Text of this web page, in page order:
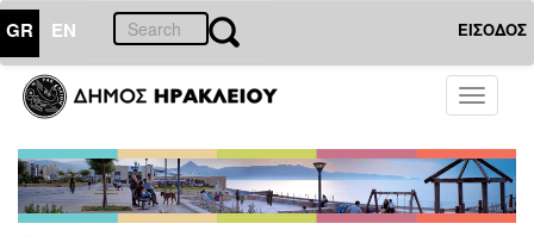
GR EN ΕΙΣΟΔΟΣ
Toggle
ΔΗΜΟΣ
Δελτία
Τύπου
Αρχείο